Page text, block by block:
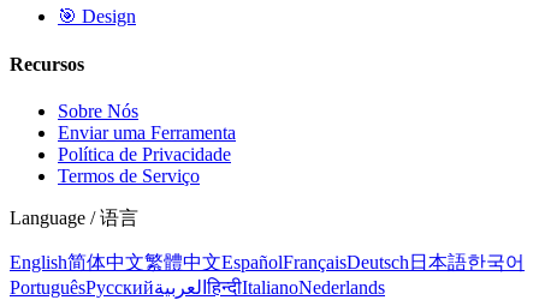
🎯 Design
Recursos
Sobre Nós
Enviar uma Ferramenta
Política de Privacidade
Termos de Serviço
Language / 语言
English简体中文繁體中文EspañolFrançaisDeutsch 日本語한국어
PortuguêsРусскийالعربيةहिन्दीItalianoNederlands